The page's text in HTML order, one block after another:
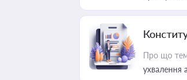
Про що
ухвалення